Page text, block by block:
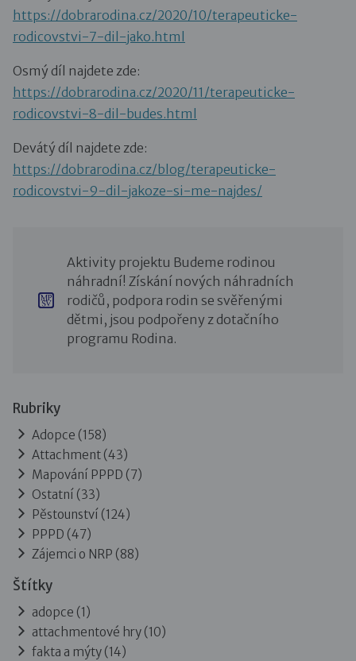
https://dobrarodina.cz/2020/10/terapeuticke-
rodicovstvi-7-dil-jako.html
Osmý díl najdete zde:
https://dobrarodina.cz/2020/11/terapeuticke-
rodicovstvi-8-dil-budes.html
Devátý díl najdete zde:
https://dobrarodina.cz/blog/terapeuticke-
rodicovstvi-9-dil-jakoze-si-me-najdes/
Aktivity projektu Budeme rodinou
náhradní! Získání nových náhradních
rodičů, podpora rodin se svěřenými
dětmi, jsou podpořeny z dotačního
programu Rodina.
Rubriky
Adopce (158)
Attachment (43)
Mapování PPPD (7)
Ostatní (33)
Pěstounství (124)
PPPD (47)
Zájemci o NRP (88)
Štítky
adopce (1)
attachmentové hry (10)
fakta a mýty (14)